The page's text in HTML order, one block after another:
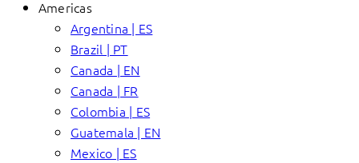
Americas
Argentina | ES
Brazil | PT
Canada | EN
Canada | FR
Colombia | ES
Guatemala | EN
Mexico | ES